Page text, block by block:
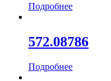
Подробнее
572.08786
Подробнее